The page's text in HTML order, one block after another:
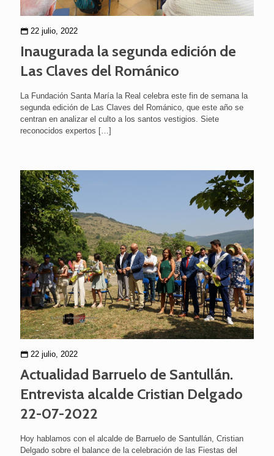
22 julio, 2022
Inaugurada la segunda edición de
Las Claves del Románico
La Fundación Santa María la Real celebra este fin de semana la
segunda edición de Las Claves del Románico, que este año se
centran en analizar el culto a los santos vestigios. Siete
reconocidos expertos […]
22 julio, 2022
Actualidad Barruelo de Santullán.
Entrevista alcalde Cristian Delgado
22-07-2022
Hoy hablamos con el alcalde de Barruelo de Santullán, Cristian
Delgado sobre el balance de la celebración de las Fiestas del